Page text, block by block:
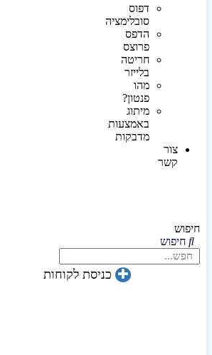
דפוס
סובלימציה
הדפס
פרוצס
חריטה
בלייזר
מהו
פנטון?
מיתוג
באמצעות
מדבקות
צור
קשר
חיפוש
חיפוש
כניסת לקוחות